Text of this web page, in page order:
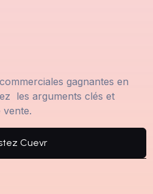
gagnantes en
les arguments clés et
Cuevr